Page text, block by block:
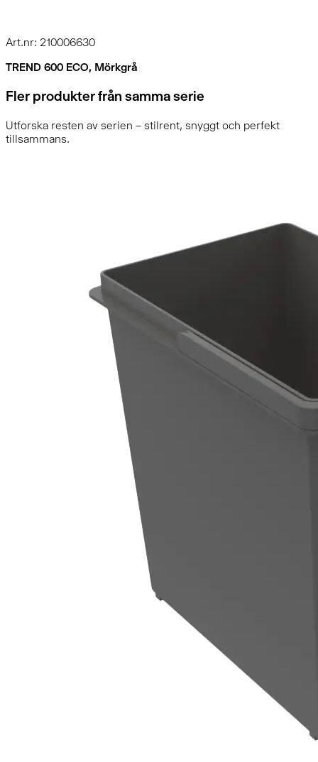
Art.nr: 210006630
TREND 600 ECO, Mörkgrå
Fler produkter från samma serie
Utforska resten av serien – stilrent, snyggt och perfekt
tillsammans.